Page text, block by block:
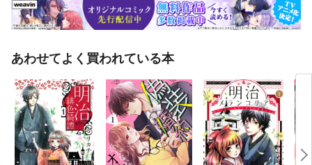
あわせてよく買われている本